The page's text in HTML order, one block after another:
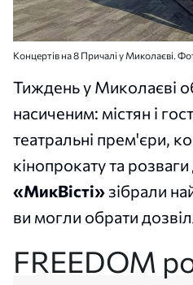
Концертів на 8 Причалі у Миколаєві.
Тиждень у Миколаєві
насиченим: містян і
театральні прем'єри,
кінопрокату та розваги
«МикВісті» зібрали
ви могли обрати
FREEDOM